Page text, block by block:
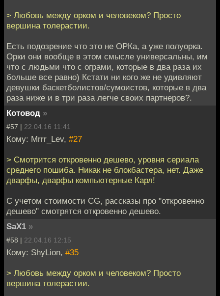
> Любовь между орком и человеком? Просто
вершина толерастии.
Есть подозрение что это не ОРКа, а уже полуорка.
Орки они вообще в этом смысле универсальны, им
что с людьми что с ограми, которые в два раза их
больше все равно) Кстати ни кого же не удивляют
девушки баскетболистов/сумоистов, которые в два
раза ниже и в три раза легче своих партнеров?.
Котовод »
#57 | 22.04.16 11:41
Кому: Mrrr_Lev, #27
> Смотрится откровенно дешево, уровня сериала
среднего пошиба. Никак не блокбастера, нет. Даже
дварфы, дварфы компьютерные Карл!
C учетом стоимости CG, рассказы про "откровенно
дешево" смотрятся откровенно дешево.
SaX1 »
#58 | 22.04.16 12:15
Кому: ShyLion, #35
> Любовь между орком и человеком? Просто
вершина толерастии.